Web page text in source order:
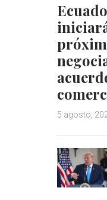
5 agosto,